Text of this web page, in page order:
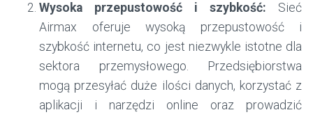
Wysoka przepustowość i szybkość: Sieć
Airmax oferuje wysoką przepustowość i
szybkość internetu, co jest niezwykle istotne dla
sektora przemysłowego. Przedsiębiorstwa
mogą przesyłać duże ilości danych, korzystać z
aplikacji i narzędzi online oraz prowadzić